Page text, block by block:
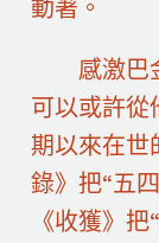
動著。
感激巴
可以或許從
期以來在世
錄》把“五
《收獲》